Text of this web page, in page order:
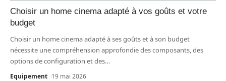
Choisir un home cinema adapté à vos goûts et votre
budget
Choisir un home cinema adapté à ses goûts et à son budget
nécessite une compréhension approfondie des composants, des
options de configuration et des…
Equipement 19 mai 2026